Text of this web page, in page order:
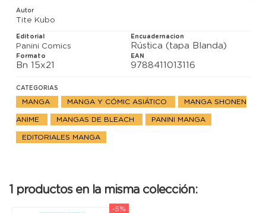
Autor
Tite Kubo
Editorial
Panini Comics
Encuadernacion
Rústica (tapa Blanda)
Formato
Bn 15x21
EAN
9788411013116
CATEGORIAS
MANGA MANGA Y CÓMIC ASIÁTICO MANGA SHONEN
ANIME MANGAS DE BLEACH PANINI MANGA
EDITORIALES MANGA
1 productos en la misma colección:
-5%